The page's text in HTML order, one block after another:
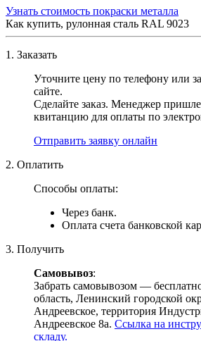
Узнать стоимость покраски металла
Как купить, рулонная сталь RAL 9023
1. Заказать
Уточните цену по телефону или
сайте.
Сделайте заказ. Менеджер
квитанцию для оплаты по
Отправить заявку онлайн
2. Оплатить
Способы оплаты:
Через банк.
Оплата счета банковской
3. Получить
Самовывоз:
Забрать самовывозом —
область, Ленинский городской
Андреевское, территория
Андреевское 8а. Ссылка на
складу.